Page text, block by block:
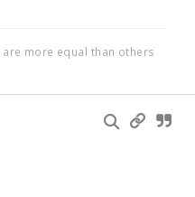
more equal than others